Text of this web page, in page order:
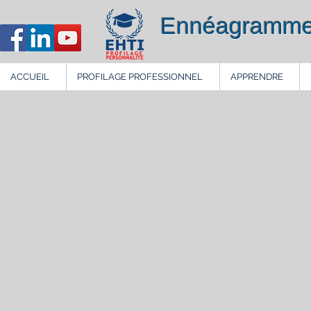
ACCUEIL PROFILAGE PROFESSIONNEL APPRENDRE